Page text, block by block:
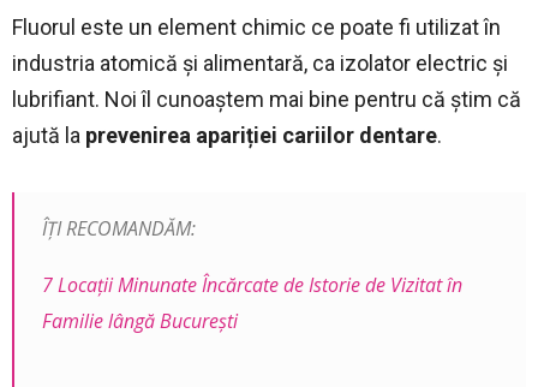
Fluorul este un element chimic ce poate fi utilizat în
industria atomică și alimentară, ca izolator electric şi
lubrifiant. Noi îl cunoaştem mai bine pentru că ştim că
ajută la prevenirea apariției cariilor dentare.
ÎȚI RECOMANDĂM:
7 Locaţii Minunate Încărcate de Istorie de Vizitat în
Familie lângă București